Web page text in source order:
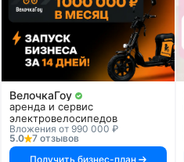
ВелочкаГоу
аренда и сервис
электровелосипедов
Вложения от 990 000 ₽
5.0
7 отзывов
Получить бизнес-план